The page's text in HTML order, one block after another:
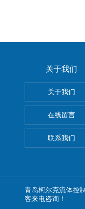
关于我们
关于我们
在线留言
联系我们
青岛柯尔克流体控
客来电咨询！